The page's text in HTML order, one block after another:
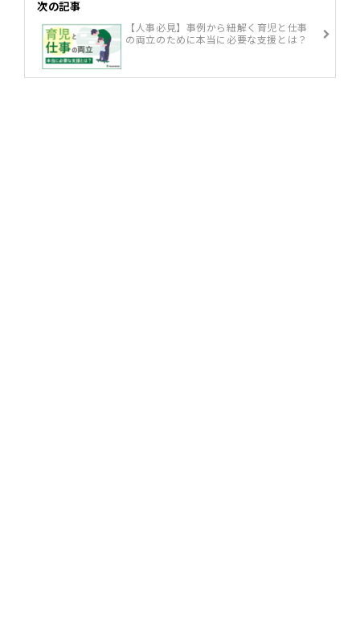
次の記事
【人事必見】事例から紐解く育児と仕事
の両立のために本当に必要な支援とは？